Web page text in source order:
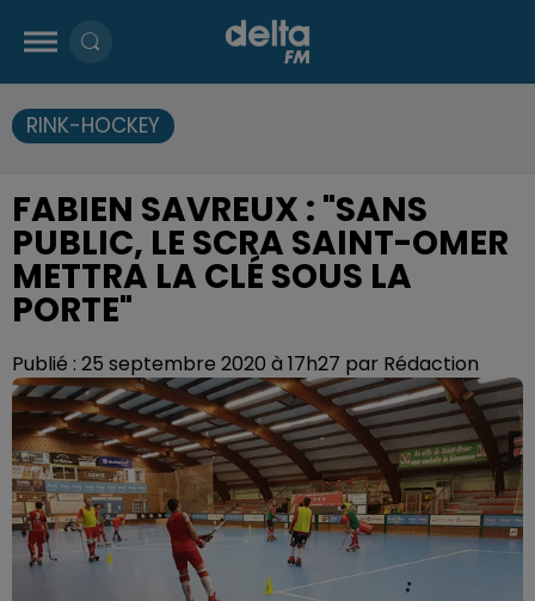
RINK-HOCKEY
FABIEN SAVREUX : "SANS
PUBLIC, LE SCRA SAINT-OMER
METTRA LA CLÉ SOUS LA
PORTE"
Publié : 25 septembre 2020 à 17h27 par Rédaction